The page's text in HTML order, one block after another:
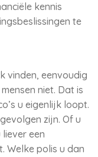
kennis
te
vinden, eenvoudig
niet. Dat is
u eigenlijk loopt.
zijn. Of u
een
Welke polis u dan